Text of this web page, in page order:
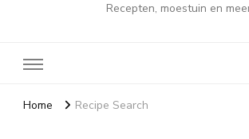
Recepten, moestuin en
Home Recipe Search